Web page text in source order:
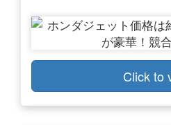
Click to